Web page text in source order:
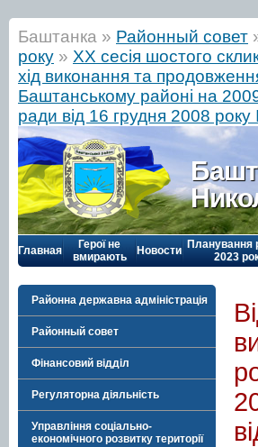
Баштанка » Районный совет
року » ХХ сесія шостого
хід виконання та
Баштанському районі на
ради від 16 грудня 2008
Главная
Герої не
вмирають
Новости Планування
2023
Районна державна адміністрація
Районный совет
Фінансовий відділ
Регуляторна діяльність
Управління соціально-
економічного розвитку території